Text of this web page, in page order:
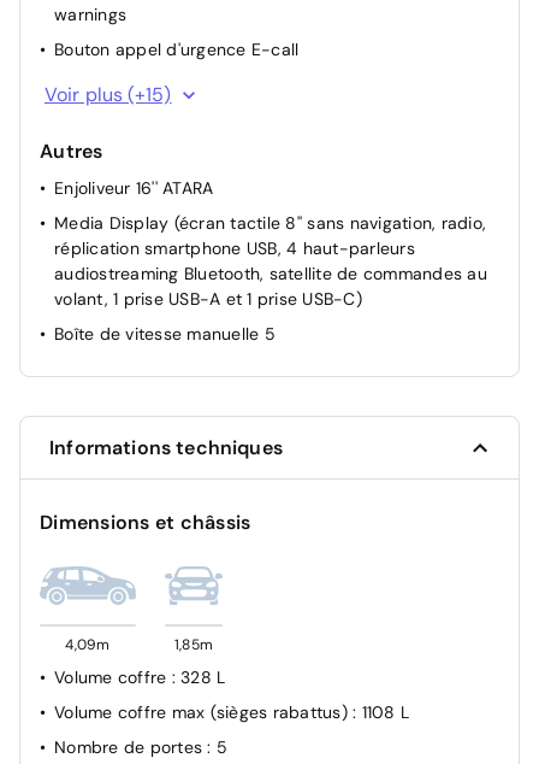
warnings
Bouton appel d'urgence E-call
Condamnation centralisée des portes
Détection de pression des pneus
Feux de jour à LED
Kit de gonflage
Prédisposition Ethylotest
Rappel de bouclage de ceintures
Reconnaissance des panneaux de signalisation avec
Signature lumineuse DACIA en Y à LED
Système anti-blocage des roues (ABS)
Système de freinage d'urgence avancé (pieton, deux-
Système de surveillance de l'attention du conducteur
ESP+ASR
Voir plus (+15)
Autres
Enjoliveur 16'' ATARA
Media Display (écran tactile 8'' sans navigation, radio,
réplication smartphone USB, 4 haut-parleurs
audiostreaming Bluetooth, satellite de commandes au
volant, 1 prise USB-A et 1 prise USB-C)
Boîte de vitesse manuelle 5
Informations techniques
Dimensions et châssis
4,09m 1,85m
Volume coffre : 328 L
Volume coffre max (sièges rabattus) : 1108 L
Nombre de portes: 5